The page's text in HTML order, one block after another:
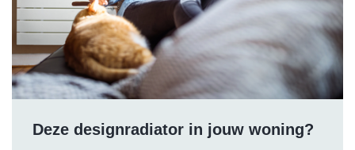
Deze designradiator in jouw woning?